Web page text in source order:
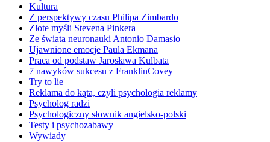
Kultura
Z perspektywy czasu Philipa Zimbardo
Złote myśli Stevena Pinkera
Ze świata neuronauki Antonio Damasio
Ujawnione emocje Paula Ekmana
Praca od podstaw Jarosława Kulbata
7 nawyków sukcesu z FranklinCovey
Try to lie
Reklama do kąta, czyli psychologia reklamy
Psycholog radzi
Psychologiczny słownik angielsko-polski
Testy i psychozabawy
Wywiady